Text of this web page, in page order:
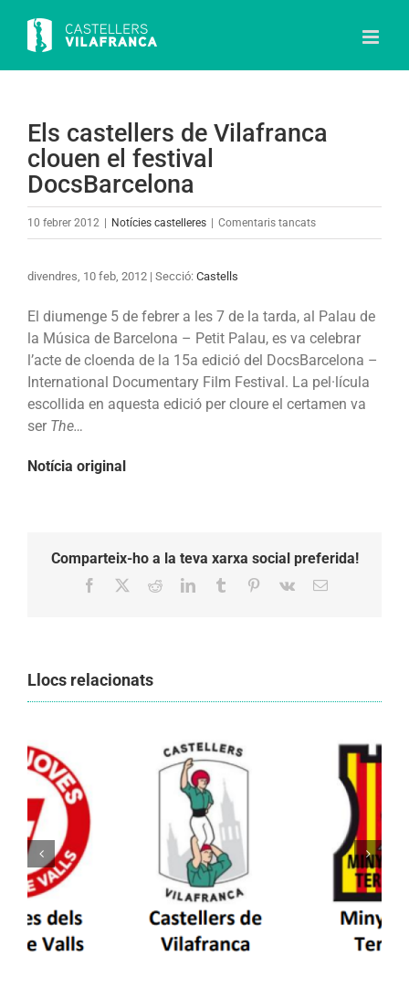
content
Els castellers de Vilafranca
clouen el festival
DocsBarcelona
10 febrer 2012 Notícies castelleres Comentaris tancatsa
Vilafranca
clouen
festival
divendres, 10 feb, 2012 | Secció: Castells
El diumenge 5 de febrer a les 7 de la tarda, al Palau de
la Música de Barcelona – Petit Palau, es va celebrar
l’acte de cloenda de la 15a edició del DocsBarcelona –
International Documentary Film Festival. La pel·lícula
escollida en aquesta edició per cloure el certamen va
ser The…
Notícia original
Comparteix-ho a la teva xarxa social preferida!
Facebook RedditLinkedInTumblr Pinterest
Vk Email:
Llocs relacionats
Els Castellers de Vilafranca unieixen tradició i
patrimoni en un viatge de colla a la Vall
d’Aran i a la Vall de Boí